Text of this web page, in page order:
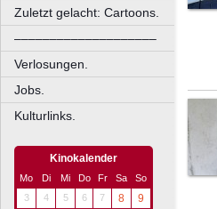
Zuletzt gelacht: Cartoons.
––––––––––––––––––––
Verlosungen.
Jobs.
Kulturlinks.
Kinokalender
Mo Di Mi Do Fr Sa
So
3
4 5 6 7 8
9